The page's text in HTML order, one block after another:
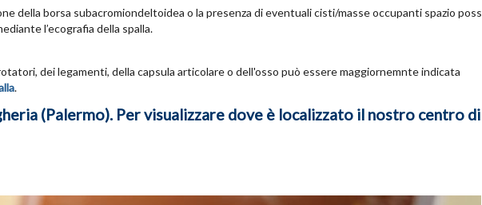
della borsa subacromiondeltoidea o la presenza di eventuali cisti/masse occupanti spazio
l’ecografia della spalla.
dei legamenti, della capsula articolare o dell'osso può essere maggiornemnte indicata
.
(Palermo). Per visualizzare dove è localizzato il nostro centro di